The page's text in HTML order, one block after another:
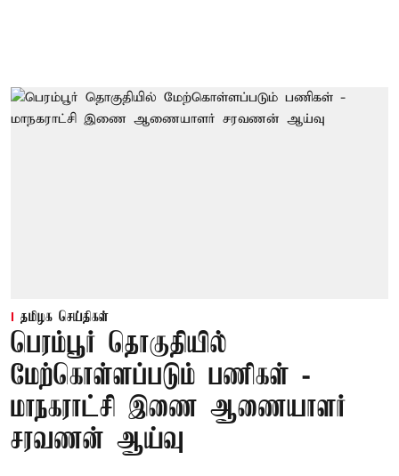
தமிழக செய்திகள்
பெரம்பூர் தொகுதியில்
மேற்கொள்ளப்படும் பணிகள் -
மாநகராட்சி இணை ஆணையாளர்
சரவணன் ஆய்வு